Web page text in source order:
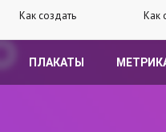
Как создать Как
ПЛАКАТЫ